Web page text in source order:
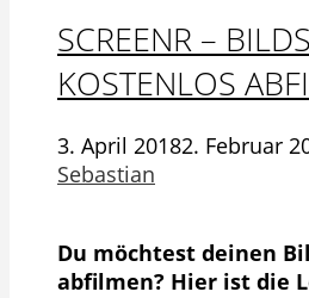
SCREENR –
KOSTENLOS
3. April 20182. Februar
Sebastian
Du möchtest deinen
abfilmen? Hier ist die